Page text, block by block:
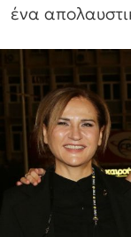
ένα